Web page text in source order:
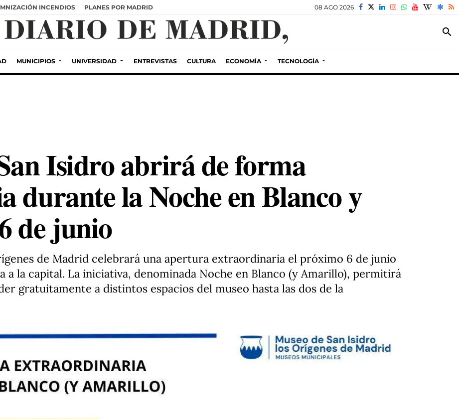
INCENDIOS PLANES POR MADRID 08 AGO 2026
search
MUNICIPIOS UNIVERSIDAD ENTREVISTAS CULTURA ECONOMÍA TECNOLOGÍA
Isidro abrirá de forma
durante la Noche en Blanco y
de junio
de Madrid celebrará una apertura extraordinaria el próximo 6 de junio
a la capital. La iniciativa, denominada Noche en Blanco (y Amarillo), permitirá
gratuitamente a distintos espacios del museo hasta las dos de la